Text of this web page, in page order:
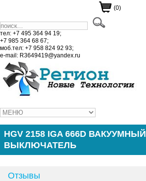
(0)
тел: +7 495 364 94 19;
+7 985 364 68 67;
моб.тел: +7 958 824 92 93;
e-mail: R3649419@yandex.ru
HGV 2158 IGA 666D ВАКУУМНЫЙ
ВЫКЛЮЧАТЕЛЬ
Отзывы